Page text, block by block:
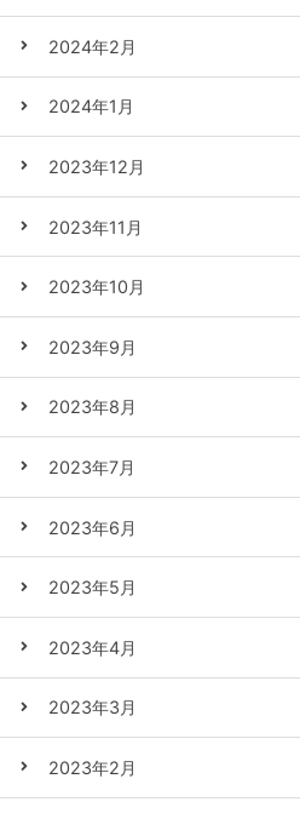
2024年2月
2024年1月
2023年12月
2023年11月
2023年10月
2023年9月
2023年8月
2023年7月
2023年6月
2023年5月
2023年4月
2023年3月
2023年2月